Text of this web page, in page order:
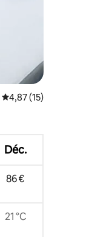
Évaluation moyenne
4,87 (15)
Déc.
86 €
21 °C